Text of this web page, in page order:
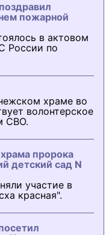
пожарной
в актовом
России по
храме во
волонтерское
СВО.
пророка
детский сад N
участие в
красная".